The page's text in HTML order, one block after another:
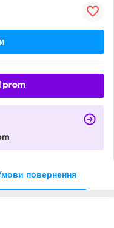
повернення